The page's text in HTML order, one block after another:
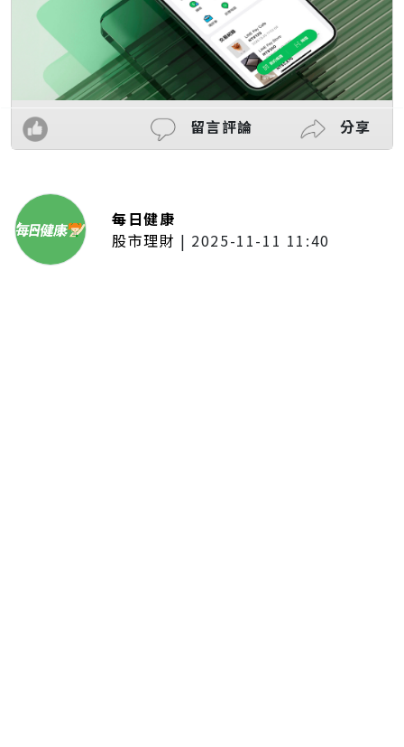
留言評論 分享
每日健康
股市理財 | 2025-11-11 11:40